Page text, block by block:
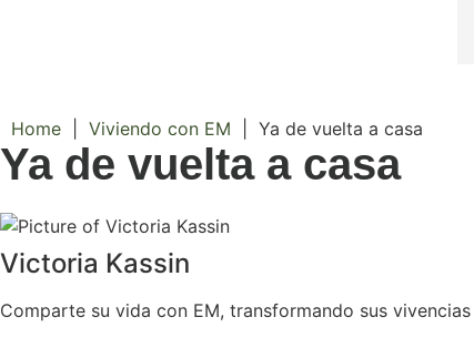
Home Viviendo con EM Ya de vuelta a casa
Ya de vuelta a casa
Victoria Kassin
Comparte su vida con EM, transformando sus